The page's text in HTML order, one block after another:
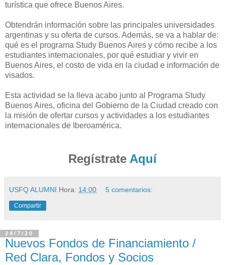
turística que ofrece Buenos Aires.
Obtendrán información sobre las principales universidades
argentinas y su oferta de cursos. Además, se va a hablar de:
qué es el programa Study Buenos Aires y cómo recibe a los
estudiantes internacionales, por qué estudiar y vivir en
Buenos Aires, el costo de vida en la ciudad e información de
visados.
Esta actividad se la lleva acabo junto al Programa Study
Buenos Aires, oficina del Gobierno de la Ciudad creado con
la misión de ofertar cursos y actividades a los estudiantes
internacionales de Iberoamérica.
Regístrate Aquí
USFQ ALUMNI Hora: 14:00 5 comentarios:
Compartir
24/7/20
Nuevos Fondos de Financiamiento /
Red Clara, Fondos y Socios